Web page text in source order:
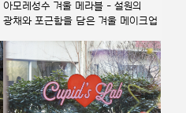
아모레성수 겨울 메라블 - 설원의
광채와 포근함을 담은 겨울 메이크업